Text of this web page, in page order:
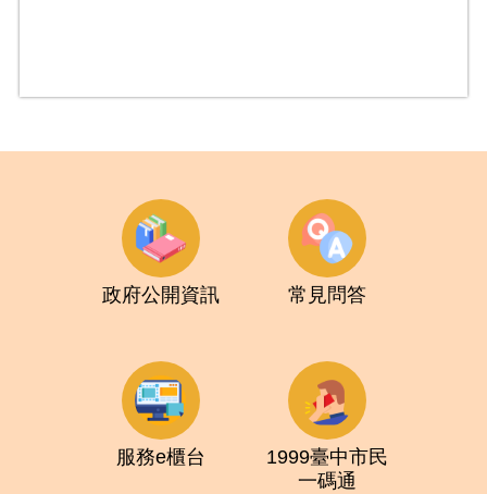
政府公開資訊 常見問答
服務e櫃台
1999臺中市民
一碼通